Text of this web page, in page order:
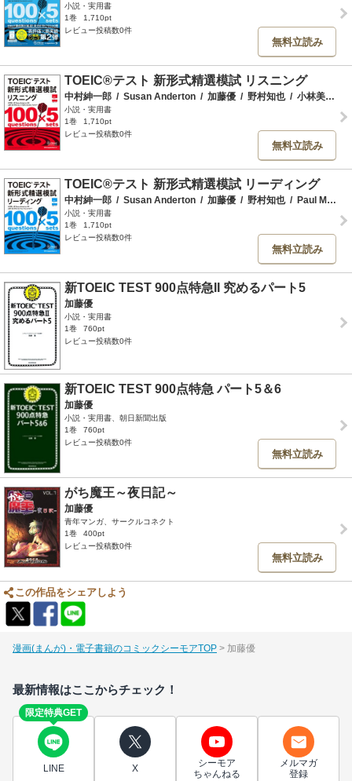
小説・実用書
1巻
1,710pt
レビュー投稿数0件
無料立読み
TOEIC®テスト 新形式精選模試 リスニング
中村紳一郎 / Susan Anderton / 加藤優 / 野村知也 / 小林美和
小説・実用書
1巻
1,710pt
レビュー投稿数0件
無料立読み
TOEIC®テスト 新形式精選模試 リーディング
中村紳一郎 / Susan Anderton / 加藤優 / 野村知也 / Paul McConnell
小説・実用書
1巻
1,710pt
レビュー投稿数0件
無料立読み
新TOEIC TEST 900点特急II 究めるパート5
加藤優
小説・実用書
1巻
760pt
レビュー投稿数0件
新TOEIC TEST 900点特急 パート5＆6
加藤優
小説・実用書、朝日新聞出版
1巻
760pt
レビュー投稿数0件
無料立読み
がち魔王～夜日記～
加藤優
青年マンガ、サークルコネクト
1巻
400pt
レビュー投稿数0件
無料立読み
この作品をシェアしよう
漫画(まんが)・電子書籍のコミックシーモアTOP 加藤優
最新情報はここからチェック！
限定特典GET
LINE X
シーモア
ちゃんねる
メルマガ
登録